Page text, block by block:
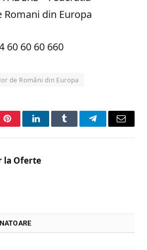
din Europa
60 60 60 660
de Români din Europa
PinterestLinkedInTumblr TelegramEmail
la Oferte